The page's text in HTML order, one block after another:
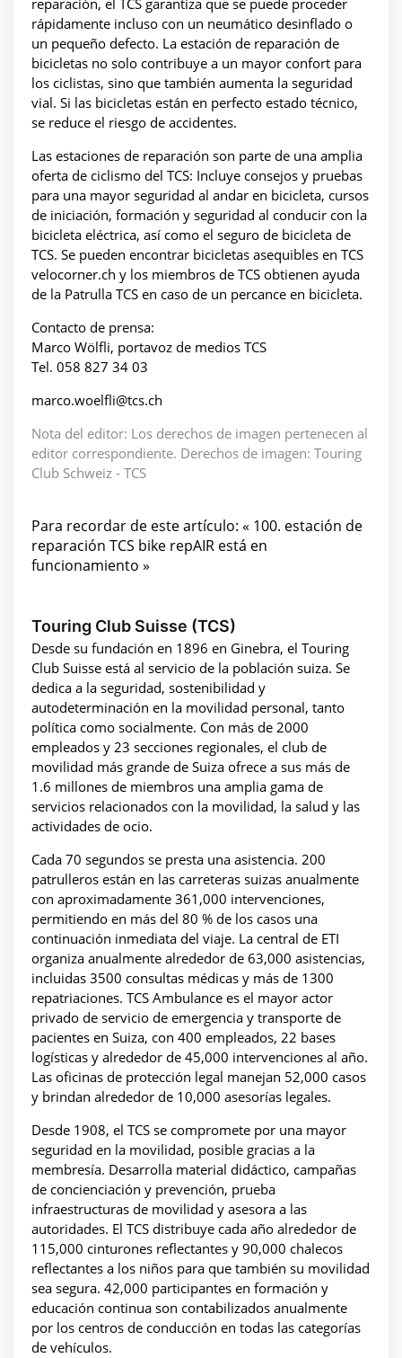
reparación, el TCS garantiza que se puede proceder
rápidamente incluso con un neumático desinflado o
un pequeño defecto. La estación de reparación de
bicicletas no solo contribuye a un mayor confort para
los ciclistas, sino que también aumenta la seguridad
vial. Si las bicicletas están en perfecto estado técnico,
se reduce el riesgo de accidentes.
Las estaciones de reparación son parte de una amplia
oferta de ciclismo del TCS: Incluye consejos y pruebas
para una mayor seguridad al andar en bicicleta, cursos
de iniciación, formación y seguridad al conducir con la
bicicleta eléctrica, así como el seguro de bicicleta de
TCS. Se pueden encontrar bicicletas asequibles en TCS
velocorner.ch y los miembros de TCS obtienen ayuda
de la Patrulla TCS en caso de un percance en bicicleta.
Contacto de prensa:
Marco Wölfli, portavoz de medios TCS
Tel. 058 827 34 03
marco.woelfli@tcs.ch
Nota del editor: Los derechos de imagen pertenecen al
editor correspondiente. Derechos de imagen: Touring
Club Schweiz - TCS
Para recordar de este artículo: « 100. estación de
reparación TCS bike repAIR está en
funcionamiento »
Touring Club Suisse (TCS)
Desde su fundación en 1896 en Ginebra, el Touring
Club Suisse está al servicio de la población suiza. Se
dedica a la seguridad, sostenibilidad y
autodeterminación en la movilidad personal, tanto
política como socialmente. Con más de 2000
empleados y 23 secciones regionales, el club de
movilidad más grande de Suiza ofrece a sus más de
1.6 millones de miembros una amplia gama de
servicios relacionados con la movilidad, la salud y las
actividades de ocio.
Cada 70 segundos se presta una asistencia. 200
patrulleros están en las carreteras suizas anualmente
con aproximadamente 361,000 intervenciones,
permitiendo en más del 80 % de los casos una
continuación inmediata del viaje. La central de ETI
organiza anualmente alrededor de 63,000 asistencias,
incluidas 3500 consultas médicas y más de 1300
repatriaciones. TCS Ambulance es el mayor actor
privado de servicio de emergencia y transporte de
pacientes en Suiza, con 400 empleados, 22 bases
logísticas y alrededor de 45,000 intervenciones al año.
Las oficinas de protección legal manejan 52,000 casos
y brindan alrededor de 10,000 asesorías legales.
Desde 1908, el TCS se compromete por una mayor
seguridad en la movilidad, posible gracias a la
membresía. Desarrolla material didáctico, campañas
de concienciación y prevención, prueba
infraestructuras de movilidad y asesora a las
autoridades. El TCS distribuye cada año alrededor de
115,000 cinturones reflectantes y 90,000 chalecos
reflectantes a los niños para que también su movilidad
sea segura. 42,000 participantes en formación y
educación continua son contabilizados anualmente
por los centros de conducción en todas las categorías
de vehículos.